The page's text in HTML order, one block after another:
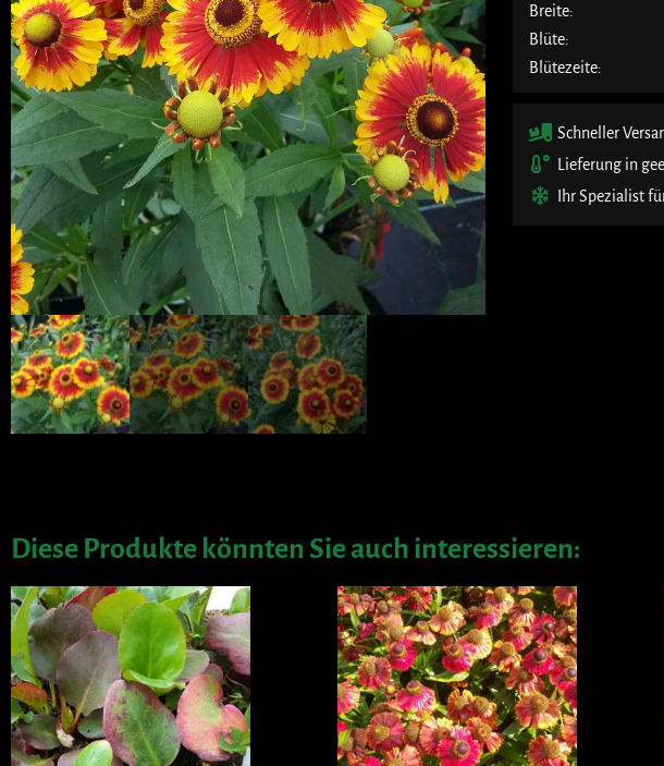
Breite:
Blüte:
Blütezeite:
Schneller
Lieferung in
Ihr Spezialist
Diese Produkte könnten Sie auch interessieren: